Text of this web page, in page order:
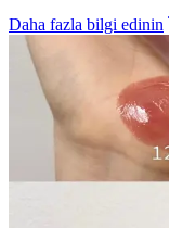
Daha fazla bilgi edinin